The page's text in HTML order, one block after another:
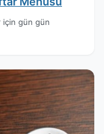
için gün gün